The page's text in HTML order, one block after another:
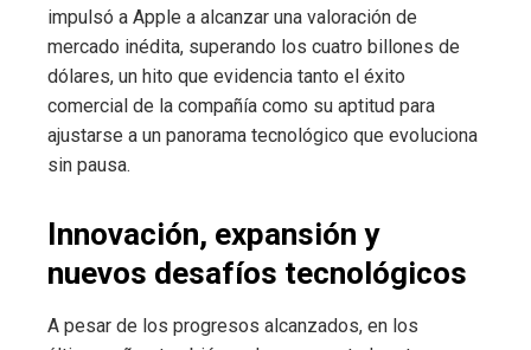
impulsó a Apple a alcanzar una valoración de
mercado inédita, superando los cuatro billones de
dólares, un hito que evidencia tanto el éxito
comercial de la compañía como su aptitud para
ajustarse a un panorama tecnológico que evoluciona
sin pausa.
Innovación, expansión y
nuevos desafíos tecnológicos
A pesar de los progresos alcanzados, en los